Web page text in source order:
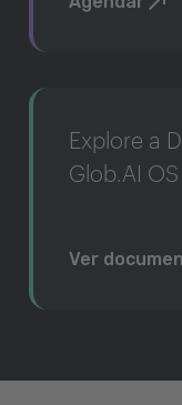
Explore a
Glob.AI OS
Ver